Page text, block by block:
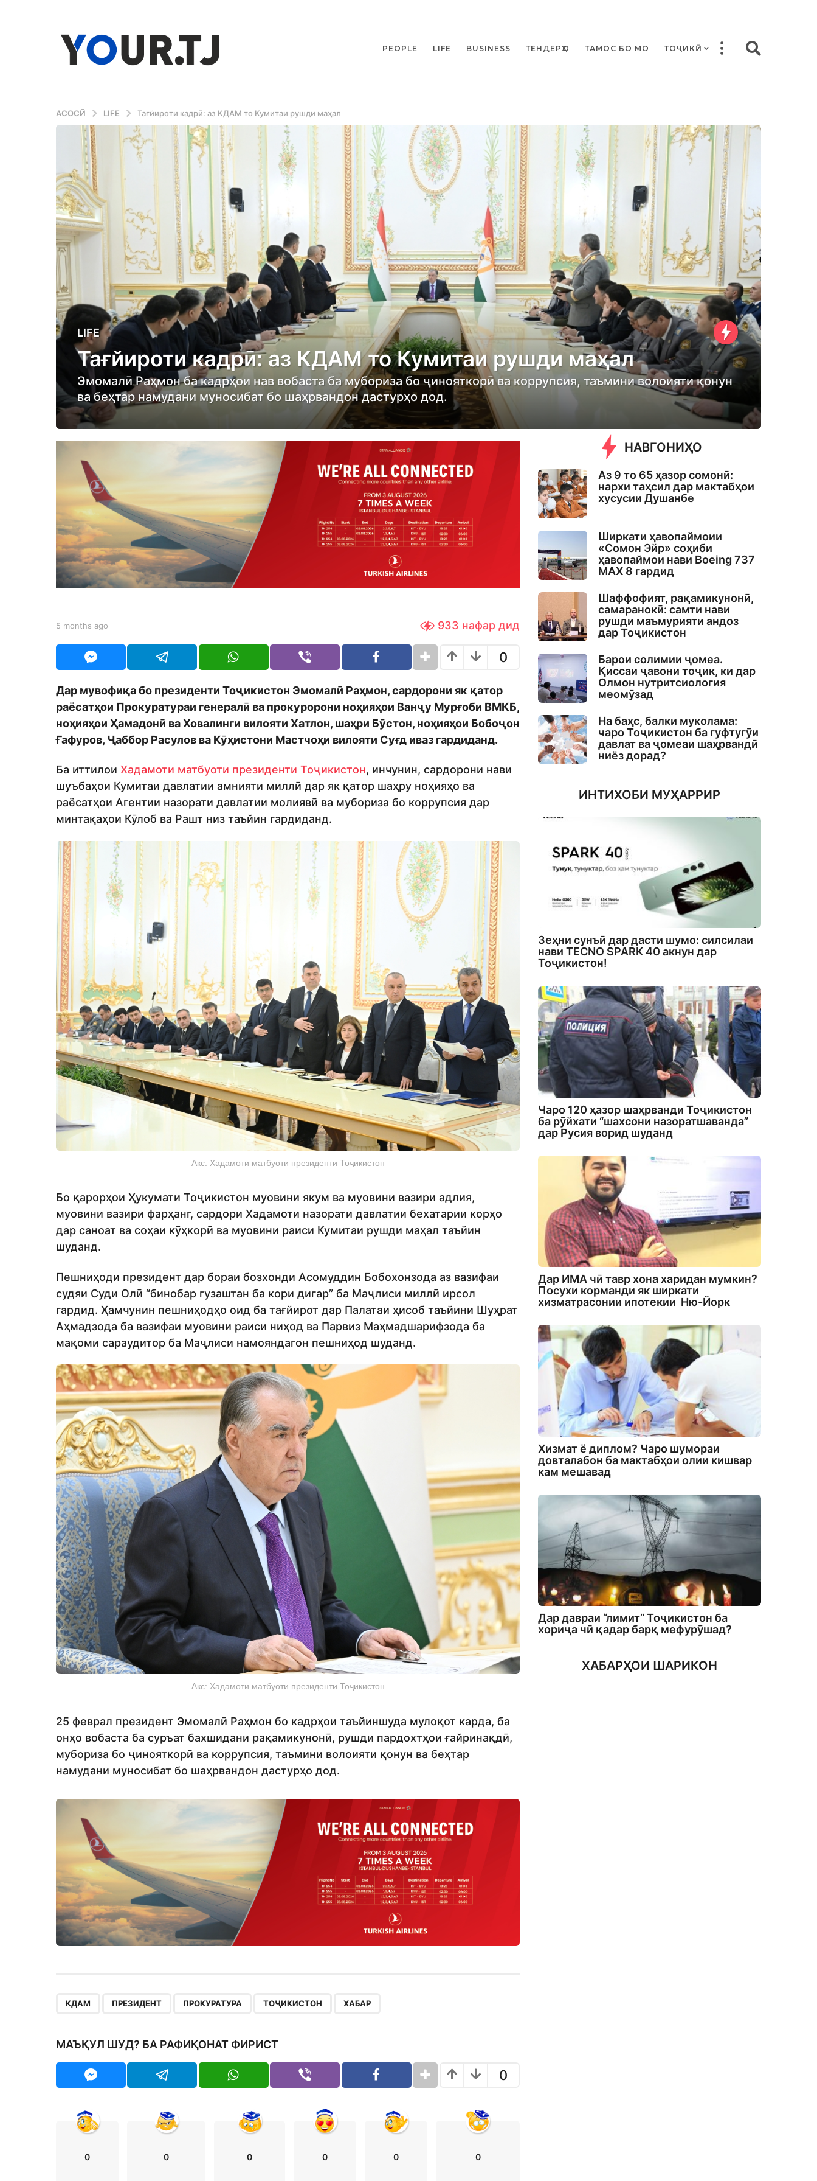
PEOPLE LIFE BUSINESS ТЕНДЕРҲО ТАМОС БО МО ТОҶИКӢ
АСОСӢ LIFE Тағйироти кадрӣ: аз КДАМ то Кумитаи рушди маҳал
5
m
o
n
t
h
s
a
g
5
m
o
n
t
h
s
g
LIFE
Тағйироти кадрӣ: аз КДАМ то Кумитаи рушди маҳал
Эмомалӣ Раҳмон ба кадрҳои нав вобаста ба мубориза бо ҷинояткорӣ ва коррупсия, таъмини волоияти қонун
ва беҳтар намудани муносибат бо шаҳрвандон дастурҳо дод.
b
S
o
m
o
5 months ago
t
s
a
g
o
933 нафар дид
0
Дар мувофиқа бо президенти Тоҷикистон Эмомалӣ Раҳмон, сардорони як қатор
раёсатҳои Прокуратураи генералӣ ва прокуророни ноҳияҳои Ванҷу Мурғоби ВМКБ,
ноҳияҳои Ҳамадонӣ ва Ховалинги вилояти Хатлон, шаҳри Бӯстон, ноҳияҳои Бобоҷон
Ғафуров, Ҷаббор Расулов ва Кӯҳистони Мастчоҳи вилояти Суғд иваз гардиданд.
Ба иттилои Хадамоти матбуоти президенти Тоҷикистон, инчунин, сардорони нави
шуъбаҳои Кумитаи давлатии амнияти миллӣ дар як қатор шаҳру ноҳияҳо ва
раёсатҳои Агентии назорати давлатии молиявӣ ва мубориза бо коррупсия дар
минтақаҳои Кӯлоб ва Рашт низ таъйин гардиданд.
Акс: Хадамоти матбуоти президенти Тоҷикистон
Бо қарорҳои Ҳукумати Тоҷикистон муовини якум ва муовини вазири адлия,
муовини вазири фарҳанг, сардори Хадамоти назорати давлатии бехатарии корҳо
дар саноат ва соҳаи кӯҳкорӣ ва муовини раиси Кумитаи рушди маҳал таъйин
шуданд.
Пешниҳоди президент дар бораи бозхонди Асомуддин Бобохонзода аз вазифаи
судяи Суди Олӣ “бинобар гузаштан ба кори дигар” ба Маҷлиси миллӣ ирсол
гардид. Ҳамчунин пешниҳодҳо оид ба тағйирот дар Палатаи ҳисоб таъйини Шуҳрат
Аҳмадзода ба вазифаи муовини раиси ниҳод ва Парвиз Маҳмадшарифзода ба
мақоми сараудитор ба Маҷлиси намояндагон пешниҳод шуданд.
Акс: Хадамоти матбуоти президенти Тоҷикистон
25 феврал президент Эмомалӣ Раҳмон бо кадрҳои таъйиншуда мулоқот карда, ба
онҳо вобаста ба суръат бахшидани рақамикунонӣ, рушди пардохтҳои ғайринақдӣ,
мубориза бо ҷинояткорӣ ва коррупсия, таъмини волоияти қонун ва беҳтар
намудани муносибат бо шаҳрвандон дастурҳо дод.
КДАМ ПРЕЗИДЕНТ ПРОКУРАТУРА ТОҶИКИСТОН ХАБАР
МАЪҚУЛ ШУД? БА РАФИҚОНАТ ФИРИСТ
0
0 0 0 0 0 0
НАВГОНИҲО
Аз 9 то 65 ҳазор сомонӣ:
нархи таҳсил дар мактабҳои
хусусии Душанбе
Ширкати ҳавопаймоии
«Сомон Эйр» соҳиби
ҳавопаймои нави Boeing 737
MAX 8 гардид
Шаффофият, рақамикунонӣ,
самаранокӣ: самти нави
рушди маъмурияти андоз
дар Тоҷикистон
Барои солимии ҷомеа.
Қиссаи ҷавони тоҷик, ки дар
Олмон нутритсиология
меомӯзад
На баҳс, балки муколама:
чаро Тоҷикистон ба гуфтугӯи
давлат ва ҷомеаи шаҳрвандӣ
ниёз дорад?
ИНТИХОБИ МУҲАРРИР
Зеҳни сунъӣ дар дасти шумо: силсилаи
нави TECNO SPARK 40 акнун дар
Тоҷикистон!
Чаро 120 ҳазор шаҳрванди Тоҷикистон
ба рӯйхати “шахсони назоратшаванда”
дар Русия ворид шуданд
Дар ИМА чӣ тавр хона харидан мумкин?
Посухи корманди як ширкати
хизматрасонии ипотекии Ню-Йорк
Хизмат ё диплом? Чаро шумораи
довталабон ба мактабҳои олии кишвар
кам мешавад
Дар давраи “лимит” Тоҷикистон ба
хориҷа чӣ қадар барқ мефурӯшад?
ХАБАРҲОИ ШАРИКОН